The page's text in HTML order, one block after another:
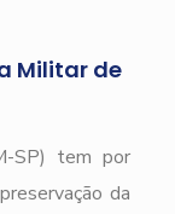
Militar de
SP) tem por
da